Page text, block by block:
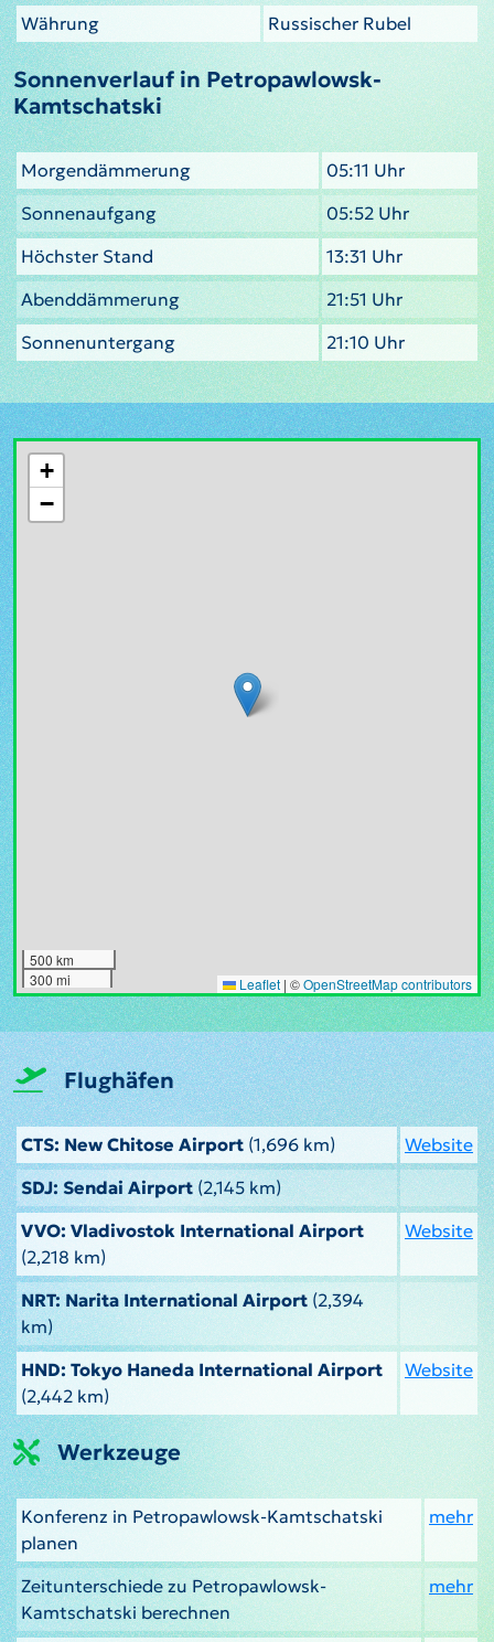
Währung Russischer Rubel
Sonnenverlauf in Petropawlowsk-
Kamtschatski
Morgendämmerung
05:11 Uhr
Sonnenaufgang
05:52 Uhr
Höchster Stand
13:31 Uhr
Abenddämmerung
21:51 Uhr
Sonnenuntergang
21:10 Uhr
+
−
500 km
300 mi
Leaflet | ©OpenStreetMap contributors
Flughäfen
CTS: New Chitose Airport (1,696 km)
Website
SDJ: Sendai Airport(2,145 km)
VVO: Vladivostok International Airport
(2,218 km)
Website
NRT: Narita International Airport(2,394
km)
HND: Tokyo Haneda International Airport
(2,442 km)
Website
Werkzeuge
Konferenz in Petropawlowsk-Kamtschatski
planen
mehr
Zeitunterschiede zu Petropawlowsk-
Kamtschatski berechnen
mehr